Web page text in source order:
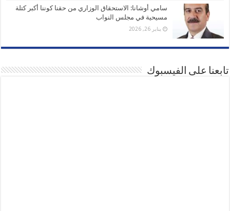
سامي أوشانا: الاستحقاق الوزاري من حقنا كوننا أكبر كتلة
مسيحية في مجلس النواب
يناير 26, 2026
تابعنا على الفيسبوك